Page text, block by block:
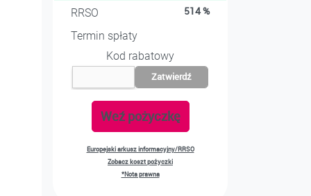
Termin spłaty
RRSO
514%
Kod rabatowy
Zatwierdź
Europejski arkusz informacyjny/RRSO
Zobacz koszt pożyczki
*Nota prawna
Weź pożyczkę